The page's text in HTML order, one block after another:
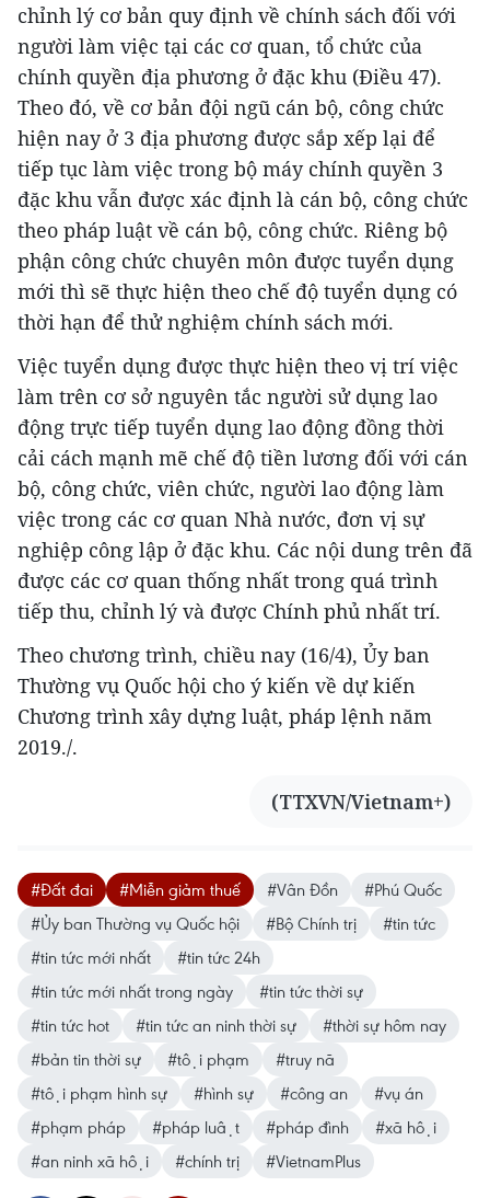
chỉnh lý cơ bản quy định về chính sách đối với
người làm việc tại các cơ quan, tổ chức của
chính quyền địa phương ở đặc khu (Điều 47).
Theo đó, về cơ bản đội ngũ cán bộ, công chức
hiện nay ở 3 địa phương được sắp xếp lại để
tiếp tục làm việc trong bộ máy chính quyền 3
đặc khu vẫn được xác định là cán bộ, công chức
theo pháp luật về cán bộ, công chức. Riêng bộ
phận công chức chuyên môn được tuyển dụng
mới thì sẽ thực hiện theo chế độ tuyển dụng có
thời hạn để thử nghiệm chính sách mới.
Việc tuyển dụng được thực hiện theo vị trí việc
làm trên cơ sở nguyên tắc người sử dụng lao
động trực tiếp tuyển dụng lao động đồng thời
cải cách mạnh mẽ chế độ tiền lương đối với cán
bộ, công chức, viên chức, người lao động làm
việc trong các cơ quan Nhà nước, đơn vị sự
nghiệp công lập ở đặc khu. Các nội dung trên đã
được các cơ quan thống nhất trong quá trình
tiếp thu, chỉnh lý và được Chính phủ nhất trí.
Theo chương trình, chiều nay (16/4), Ủy ban
Thường vụ Quốc hội cho ý kiến về dự kiến
Chương trình xây dựng luật, pháp lệnh năm
2019./.
(TTXVN/Vietnam+)
#Đất đai #Miễn giảm thuế #Vân Đồn
#Phú Quốc
#Ủy ban Thường vụ Quốc hội
#Bộ Chính trị
#tin tức
#tin tức mới nhất
#tin tức 24h
#tin tức mới nhất trong ngày
#tin tức thời sự
#tin tức hot
#tin tức an ninh thời sự
#thời sự hôm nay
#bản tin thời sự
#tội phạm
#truy nã
#tội phạm hình sự
#hình sự #công an
#vụ án
#phạm pháp
#pháp luật #pháp đình
#xã hội
#an ninh xã hội
#chính trị #VietnamPlus